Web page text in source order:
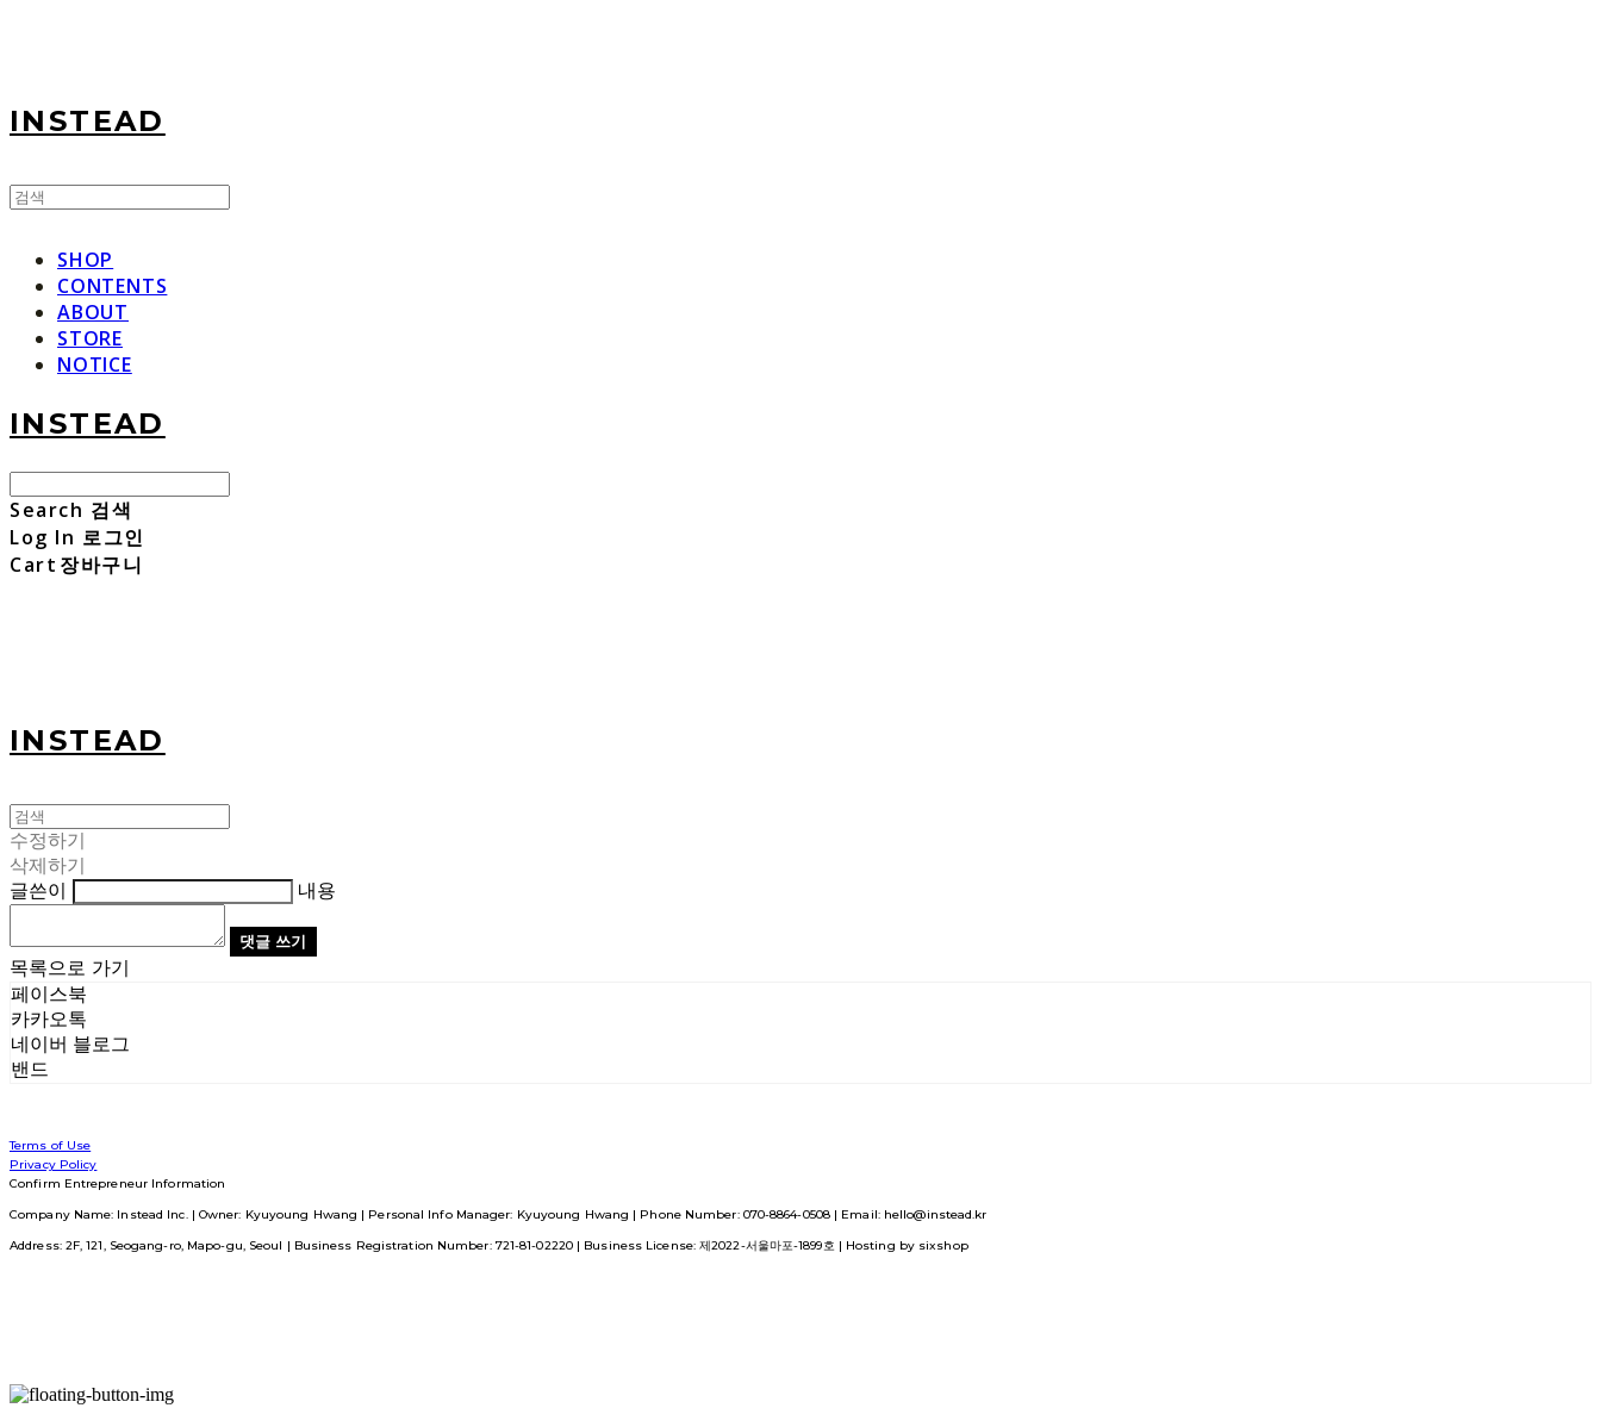
INSTEAD
SHOP
CONTENTS
ABOUT
STORE
NOTICE
INSTEAD
Search 검색
Log In 로그인
Cart 장바구니
INSTEAD
수정하기
삭제하기
글쓴이
내용
댓글 쓰기
목록으로 가기
페이스북
카카오톡
네이버 블로그
밴드
Terms of Use
Privacy Policy
Confirm Entrepreneur Information
Company Name: Instead Inc. | Owner: Kyuyoung Hwang | Personal Info Manager: Kyuyoung Hwang | Phone Number: 070-8864-0508 | Email: hello@instead.kr
Address: 2F, 121, Seogang-ro, Mapo-gu, Seoul | Business Registration Number: 721-81-02220| Business License:제2022-서울마포-1899호 | Hosting by sixshop